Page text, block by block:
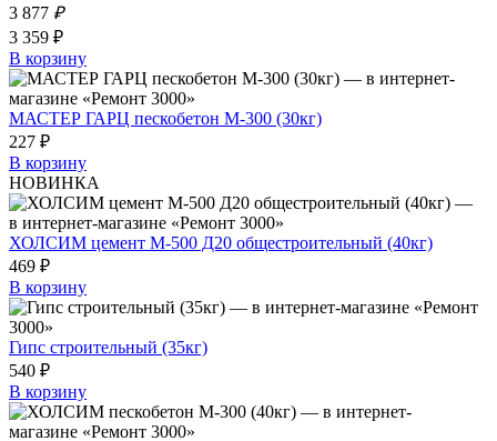
3 877 ₽
3 359 ₽
В корзину
МАСТЕР ГАРЦ пескобетон М-300 (30кг)
227 ₽
В корзину
НОВИНКА
ХОЛСИМ цемент М-500 Д20 общестроительный (40кг)
469 ₽
В корзину
Гипс строительный (35кг)
540 ₽
В корзину